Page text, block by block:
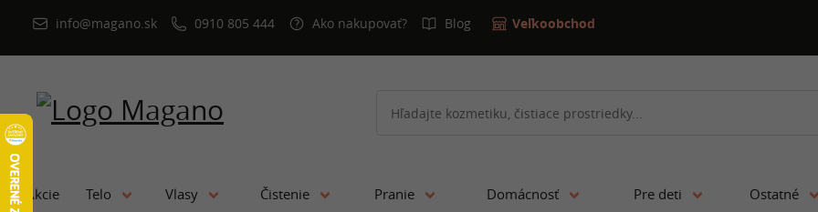
info@magano.sk 0910 805 444 Ako nakupovať? Blog Veľkoobchod
Akcie Telo Vlasy Čistenie Pranie Domácnosť Pre deti Ostatné